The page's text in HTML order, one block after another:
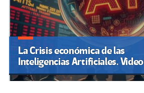
La Crisis económica de las
Inteligencias Artificiales. Video